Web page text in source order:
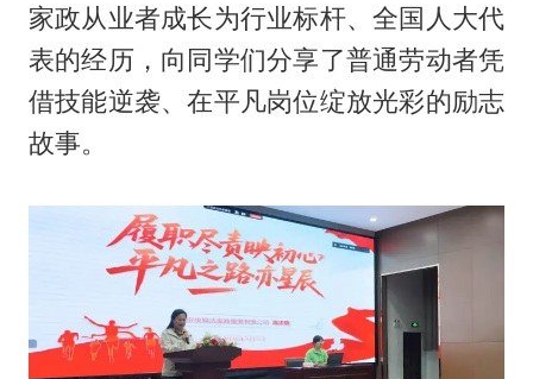
家政从业者成长为行业标杆、全国人大代
表的经历，向同学们分享了普通劳动者凭
借技能逆袭、在平凡岗位绽放光彩的励志
故事。